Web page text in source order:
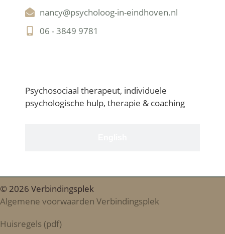
nancy@psycholoog-in-eindhoven.nl
06 - 3849 9781
Psychosociaal therapeut, individuele
psychologische hulp, therapie & coaching
© 2026 Verbindingsplek
Algemene voorwaarden Verbindingsplek
Huisregels (pdf)